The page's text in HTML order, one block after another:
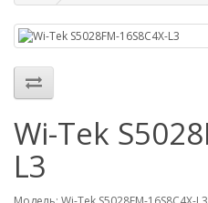
Посмотреть адрес в 2GIS
Wi-Tek
L3